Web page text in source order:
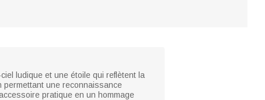
ludique et une étoile qui reflètent la
permettant une reconnaissance
pratique en un hommage